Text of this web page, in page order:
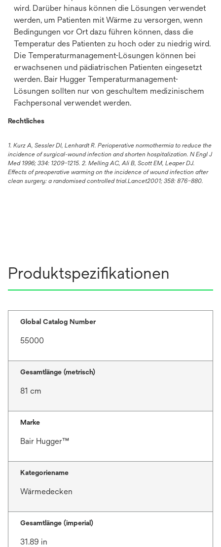
wird. Darüber hinaus können die Lösungen verwendet
werden, um Patienten mit Wärme zu versorgen, wenn
Bedingungen vor Ort dazu führen können, dass die
Temperatur des Patienten zu hoch oder zu niedrig wird.
Die Temperaturmanagement-Lösungen können bei
erwachsenen und pädiatrischen Patienten eingesetzt
werden. Bair Hugger Temperaturmanagement-
Lösungen sollten nur von geschultem medizinischem
Fachpersonal verwendet werden.
Rechtliches
1. Kurz A, Sessler DI, Lenhardt R. Perioperative normothermia to reduce the
incidence of surgical-wound infection and shorten hospitalization. N Engl J
Med 1996; 334: 1209–1215. 2. Melling AC, Ali B, Scott EM, Leaper DJ.
Effects of preoperative warming on the incidence of wound infection after
clean surgery: a randomised controlled trial.Lancet2001; 358: 876–880.
Produktspezifikationen
Global Catalog Number
55000
Gesamtlänge (metrisch)
81 cm
Marke
Bair Hugger™
Kategoriename
Wärmedecken
Gesamtlänge (imperial)
31.89 in